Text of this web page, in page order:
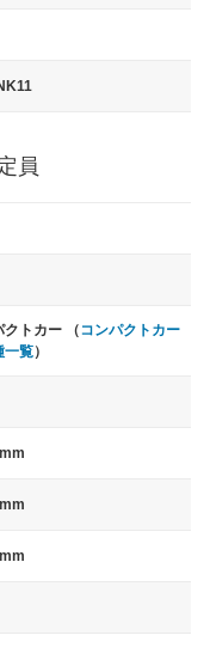
員
クトカー （コンパクトカー
一覧）